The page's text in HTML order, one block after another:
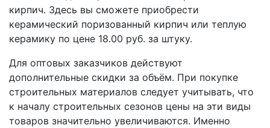
кирпич. Здесь вы сможете приобрести
керамический поризованный кирпич или теплую
керамику по цене 18.00 руб. за штуку.
Для оптовых заказчиков действуют
дополнительные скидки за объём. При покупке
строительных материалов следует учитывать, что
к началу строительных сезонов цены на эти виды
товаров значительно увеличиваются. Именно